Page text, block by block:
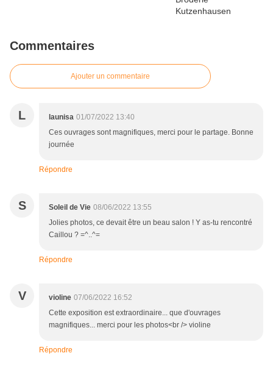
Commentaires
Ajouter un commentaire
L launisa 01/07/2022 13:40
Ces ouvrages sont magnifiques, merci pour le partage. Bonne
journée
Répondre
S Soleil de Vie 08/06/2022 13:55
Jolies photos, ce devait être un beau salon ! Y as-tu rencontré
Caillou ? =^..^=
Répondre
V violine 07/06/2022 16:52
Cette exposition est extraordinaire... que d'ouvrages
magnifiques... merci pour les photos<br /> violine
Répondre